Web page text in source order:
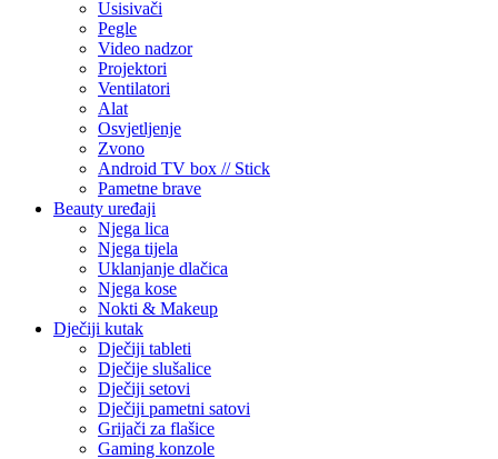
Usisivači
Pegle
Video nadzor
Projektori
Ventilatori
Alat
Osvjetljenje
Zvono
Android TV box // Stick
Pametne brave
Beauty uređaji
Njega lica
Njega tijela
Uklanjanje dlačica
Njega kose
Nokti & Makeup
Dječiji kutak
Dječiji tableti
Dječije slušalice
Dječiji setovi
Dječiji pametni satovi
Grijači za flašice
Gaming konzole